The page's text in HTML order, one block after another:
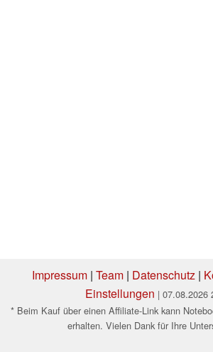
Impressum| Team| Datenschutz|
Einstellungen | 07.08.2026
* Beim Kauf über einen Affiliate-Link kann
erhalten. Vielen Dank für Ihre